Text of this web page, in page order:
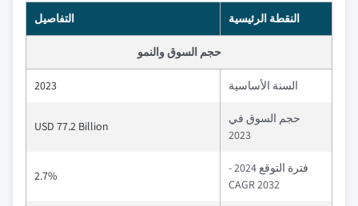
النقطة الرئيسية التفاصيل
حجم السوق والنمو
السنة الأساسية 2023
حجم السوق في
2023
USD 77.2 Billion
فترة التوقع 2024 -
2032 CAGR
2.7%